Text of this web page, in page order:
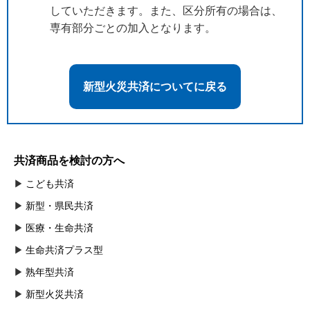
していただきます。また、区分所有の場合は、
専有部分ごとの加入となります。
新型火災共済についてに戻る
共済商品を検討の方へ
こども共済
新型・県民共済
医療・生命共済
生命共済プラス型
熟年型共済
新型火災共済